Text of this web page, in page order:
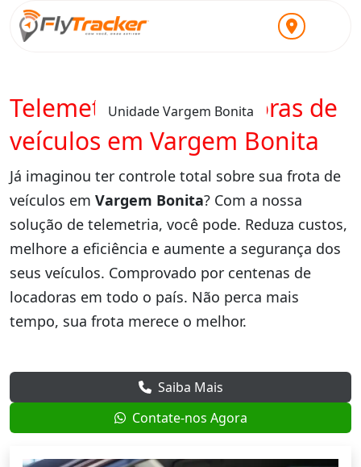
Unidade Vargem Bonita
Telemetria para locadoras de
veículos em Vargem Bonita
Já imaginou ter controle total sobre sua frota de
veículos em Vargem Bonita? Com a nossa
solução de telemetria, você pode. Reduza custos,
melhore a eficiência e aumente a segurança dos
seus veículos. Comprovado por centenas de
locadoras em todo o país. Não perca mais
tempo, sua frota merece o melhor.
Saiba Mais
Contate-nos Agora